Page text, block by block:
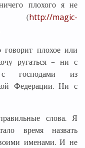
плохого я не
(http://magic-
плохое или
ругаться – ни с
господами из
Федерации. Ни с
слова. Я
время назвать
именами. И не